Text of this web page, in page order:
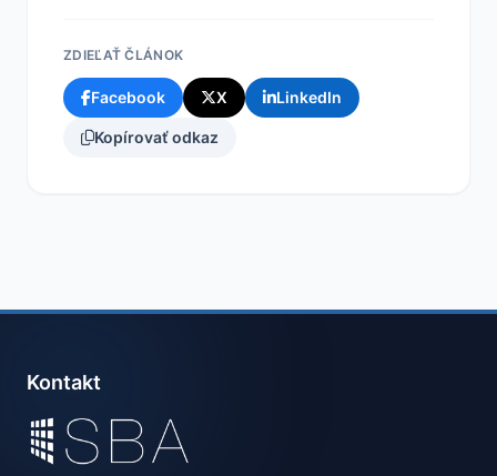
ZDIEĽAŤ ČLÁNOK
Facebook X LinkedIn
Kopírovať odkaz
Kontakt